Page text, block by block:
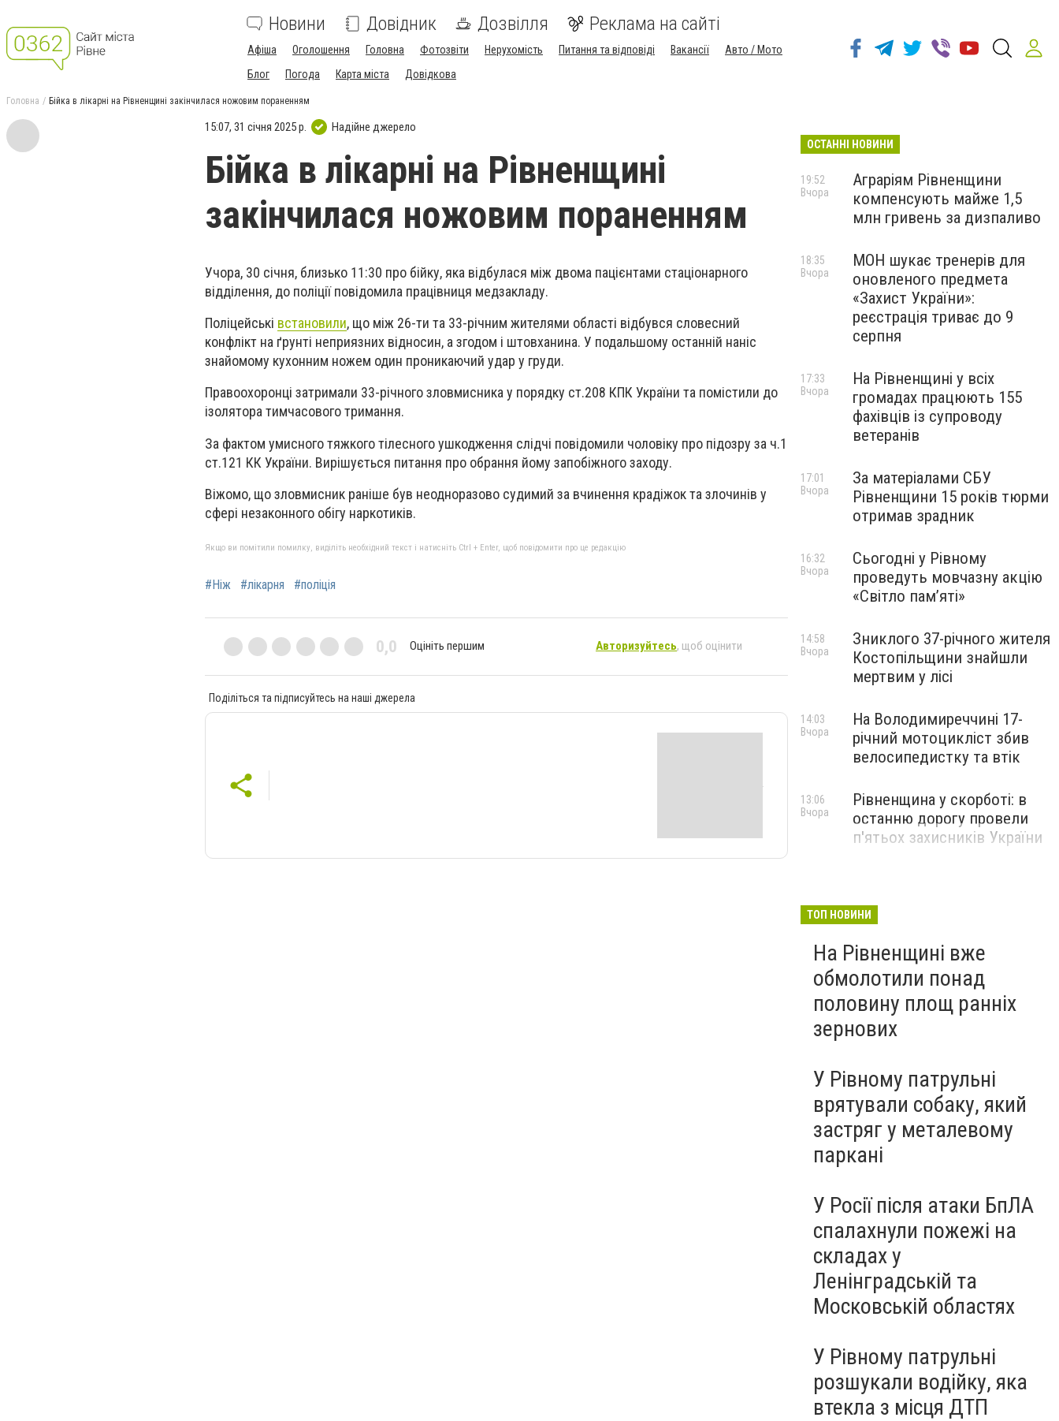
Новини Довідник Дозвілля Реклама на сайті
Афіша Оголошення Головна Фотозвіти Нерухомість Питання та відповіді Вакансії
Авто / Мото
Блог
Погода Карта міста Довідкова
Головна Бійка в лікарні на Рівненщині закінчилася ножовим пораненням
15:07, 31 січня 2025 р. Надійне джерело
Бійка в лікарні на Рівненщині
закінчилася ножовим пораненням
Учора, 30 січня, близько 11:30 про бійку, яка відбулася між двома пацієнтами стаціонарного
відділення, до поліції повідомила працівниця медзакладу.
Поліцейські встановили, що між 26-ти та 33-річним жителями області відбувся словесний
конфлікт на ґрунті неприязних відносин, а згодом і штовханина. У подальшому останній наніс
знайомому кухонним ножем один проникаючий удар у груди.
Правоохоронці затримали 33-річного зловмисника у порядку ст.208 КПК України та помістили до
ізолятора тимчасового тримання.
За фактом умисного тяжкого тілесного ушкодження слідчі повідомили чоловіку про підозру за ч.1
ст.121 КК України. Вирішується питання про обрання йому запобіжного заходу.
Віжомо, що зловмисник раніше був неодноразово судимий за вчинення крадіжок та злочинів у
сфері незаконного обігу наркотиків.
Якщо ви помітили помилку, виділіть необхідний текст і натисніть Ctrl + Enter, щоб повідомити про це редакцію
#Ніж #лікарня #поліція
0,0 Оцініть першим Авторизуйтесь, щоб оцінити
Поділіться та підписуйтесь на наші джерела
ОСТАННІ НОВИНИ
Аграріям Рівненщини
компенсують майже 1,5
млн гривень за дизпаливо
19:52
Вчора
МОН шукає тренерів для
оновленого предмета
«Захист України»:
реєстрація триває до 9
серпня
18:35
Вчора
На Рівненщині у всіх
громадах працюють 155
фахівців із супроводу
ветеранів
17:33
Вчора
За матеріалами СБУ
Рівненщини 15 років тюрми
отримав зрадник
17:01
Вчора
Сьогодні у Рівному
проведуть мовчазну акцію
«Світло пам’яті»
16:32
Вчора
Зниклого 37-річного жителя
Костопільщини знайшли
мертвим у лісі
14:58
Вчора
На Володимиреччині 17-
річний мотоцикліст збив
велосипедистку та втік
14:03
Вчора
Рівненщина у скорботі: в
останню дорогу провели
п'ятьох захисників України
13:06
Вчора
ТОП НОВИНИ
На Рівненщині вже
обмолотили понад
половину площ ранніх
зернових
У Рівному патрульні
врятували собаку, який
застряг у металевому
паркані
У Росії після атаки БпЛА
спалахнули пожежі на
складах у
Ленінградській та
Московській областях
У Рівному патрульні
розшукали водійку, яка
втекла з місця ДТП